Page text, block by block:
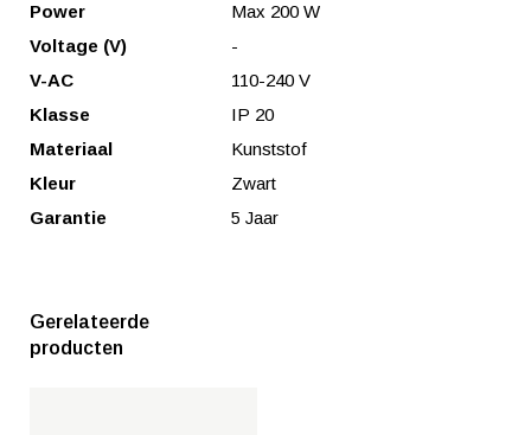
Power
Max 200 W
Voltage (V)
-
V-AC
110-240 V
Klasse
IP 20
Materiaal
Kunststof
Kleur
Zwart
Garantie
5 Jaar
Gerelateerde
producten